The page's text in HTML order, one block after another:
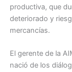
productiva, que
deteriorado y
mercancías.
El gerente de la
nació de los